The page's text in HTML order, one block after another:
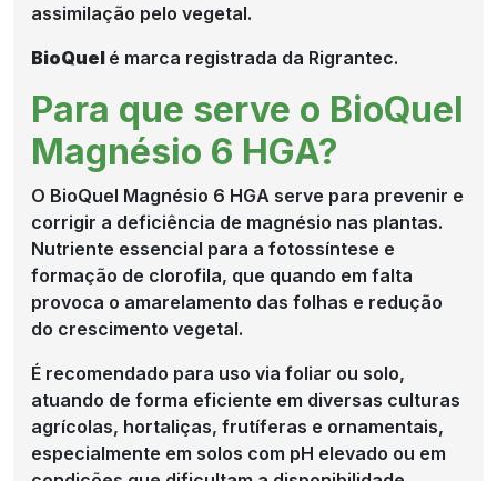
assimilação pelo vegetal.
BioQuel é marca registrada da Rigrantec.
Para que serve o BioQuel
Magnésio 6 HGA?
O BioQuel Magnésio 6 HGA serve para prevenir e
corrigir a deficiência de magnésio nas plantas.
Nutriente essencial para a fotossíntese e
formação de clorofila, que quando em falta
provoca o amarelamento das folhas e redução
do crescimento vegetal.
É recomendado para uso via foliar ou solo,
atuando de forma eficiente em diversas culturas
agrícolas, hortaliças, frutíferas e ornamentais,
especialmente em solos com pH elevado ou em